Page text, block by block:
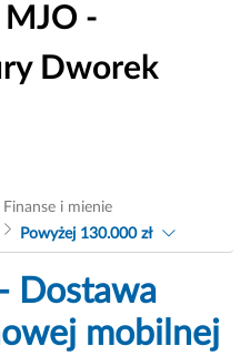
-
Dworek
Finanse i mienie
Powyżej 130.000 zł
Dostawa
mobilnej